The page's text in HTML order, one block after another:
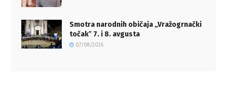
Smotra narodnih običaja „Vražogrnački
točakˮ 7. i 8. avgusta
07/08/2026